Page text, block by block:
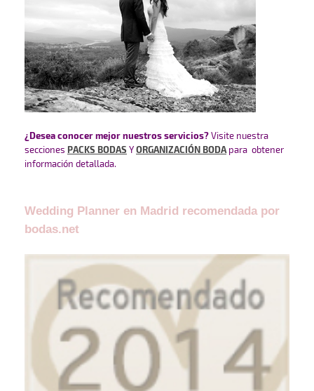
¿Desea conocer mejor nuestros servicios? Visite nuestra
secciones PACKS BODAS Y ORGANIZACIÓN BODA para obtener
información detallada.
Wedding Planner en Madrid recomendada por
bodas.net